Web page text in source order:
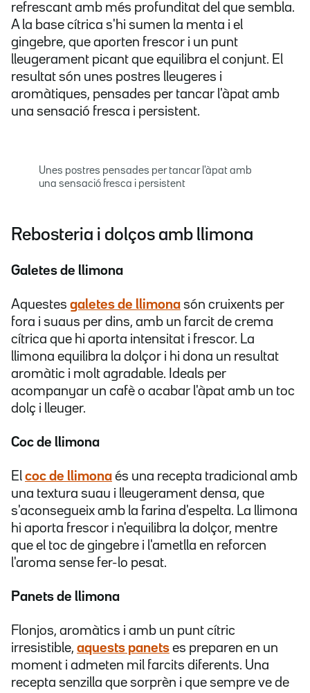
refrescant amb més profunditat del que sembla.
A la base cítrica s'hi sumen la menta i el
gingebre, que aporten frescor i un punt
lleugerament picant que equilibra el conjunt. El
resultat són unes postres lleugeres i
aromàtiques, pensades per tancar l'àpat amb
una sensació fresca i persistent.
Unes postres pensades per tancar l'àpat amb
una sensació fresca i persistent
Rebosteria i dolços amb llimona
Galetes de llimona
Aquestes galetes de llimona són cruixents per
fora i suaus per dins, amb un farcit de crema
cítrica que hi aporta intensitat i frescor. La
llimona equilibra la dolçor i hi dona un resultat
aromàtic i molt agradable. Ideals per
acompanyar un cafè o acabar l'àpat amb un toc
dolç i lleuger.
Coc de llimona
El coc de llimona és una recepta tradicional amb
una textura suau i lleugerament densa, que
s'aconsegueix amb la farina d'espelta. La llimona
hi aporta frescor i n'equilibra la dolçor, mentre
que el toc de gingebre i l'ametlla en reforcen
l'aroma sense fer-lo pesat.
Panets de llimona
Flonjos, aromàtics i amb un punt cítric
irresistible, aquests panets es preparen en un
moment i admeten mil farcits diferents. Una
recepta senzilla que sorprèn i que sempre ve de